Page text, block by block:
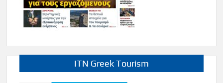
ITN Greek Tourism